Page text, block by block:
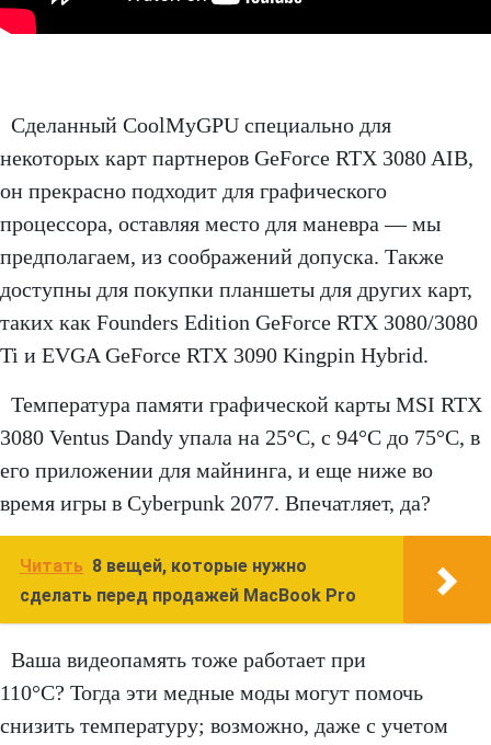
Сделанный CoolMyGPU специально для
некоторых карт партнеров GeForce RTX 3080 AIB,
он прекрасно подходит для графического
процессора, оставляя место для маневра — мы
предполагаем, из соображений допуска. Также
доступны для покупки планшеты для других карт,
таких как Founders Edition GeForce RTX 3080/3080
Ti и EVGA GeForce RTX 3090 Kingpin Hybrid.
Температура памяти графической карты MSI RTX
3080 Ventus Dandy упала на 25°C, с 94°C до 75°C, в
его приложении для майнинга, и еще ниже во
время игры в Cyberpunk 2077. Впечатляет, да?
Читать 8 вещей, которые нужно
сделать перед продажей MacBook Pro
Ваша видеопамять тоже работает при
110°C? Тогда эти медные моды могут помочь
снизить температуру; возможно, даже с учетом